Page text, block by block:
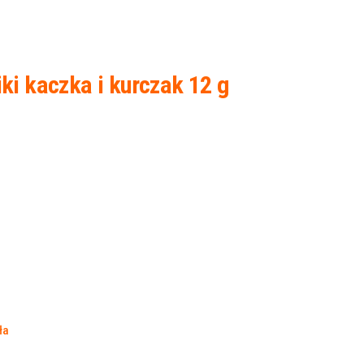
kaczka i kurczak 12 g